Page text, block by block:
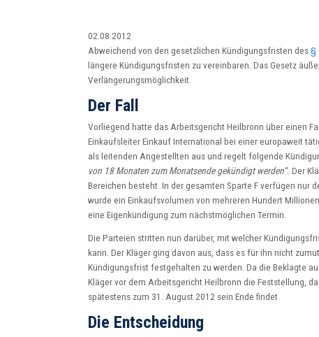
02.08.2012
Abweichend von den gesetzlichen Kündigungsfristen des§
längere Kündigungsfristen zu vereinbaren. Das Gesetz
Verlängerungsmöglichkeit.
Der Fall
Vorliegend hatte das Arbeitsgericht Heilbronn über einen
Einkaufsleiter Einkauf International bei einer europaweit
als leitenden Angestellten aus und regelt folgende
von 18 Monaten zum Monatsende gekündigt werden“. Der
Bereichen besteht. In der gesamten Sparte F verfügen nur
wurde ein Einkaufsvolumen von mehreren Hundert
eine Eigenkündigung zum nächstmöglichen Termin.
Die Parteien stritten nun darüber, mit welcher
kann. Der Kläger ging davon aus, dass es für ihn nicht
Kündigungsfrist festgehalten zu werden. Da die Beklagte
Kläger vor dem Arbeitsgericht Heilbronn die Feststellung,
spätestens zum 31. August 2012 sein Ende findet.
Die Entscheidung